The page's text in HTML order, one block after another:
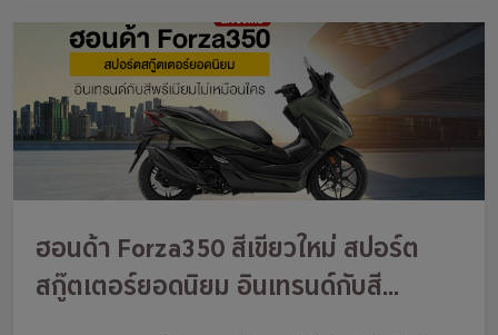
ฮอนด้า Forza350 สีเขียวใหม่ สปอร์ต
สกู๊ตเตอร์ยอดนิยม อินเทรนด์กับสี